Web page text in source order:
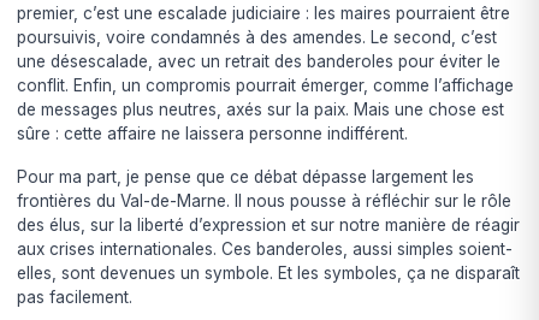
premier, c’est une escalade judiciaire : les maires pourraient être
poursuivis, voire condamnés à des amendes. Le second, c’est
une désescalade, avec un retrait des banderoles pour éviter le
conflit. Enfin, un compromis pourrait émerger, comme l’affichage
de messages plus neutres, axés sur la paix. Mais une chose est
sûre : cette affaire ne laissera personne indifférent.
Pour ma part, je pense que ce débat dépasse largement les
frontières du Val-de-Marne. Il nous pousse à réfléchir sur le rôle
des élus, sur la liberté d’expression et sur notre manière de réagir
aux crises internationales. Ces banderoles, aussi simples soient-
elles, sont devenues un symbole. Et les symboles, ça ne disparaît
pas facilement.